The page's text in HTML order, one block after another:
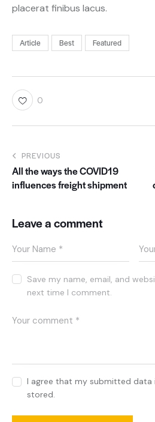
placerat finibus lacus.
Article Best Featured
0
PREVIOUS
All the ways the COVID19
influences freight shipment
Leave a comment
Save my name, email, and
next time I comment.
I agree that my submitted data
stored.